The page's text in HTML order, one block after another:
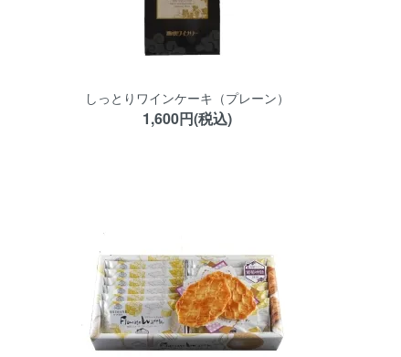
しっとりワインケーキ（プレーン）
1,600円(税込)